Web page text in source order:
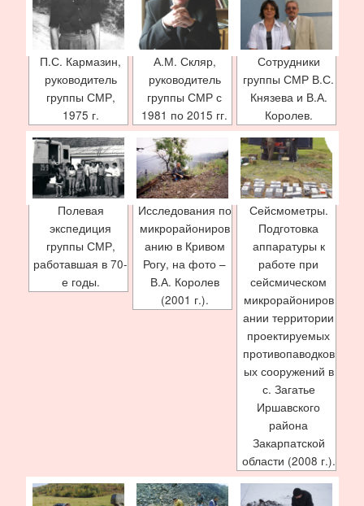
П.С. Кармазин,
руководитель
группы СМР,
1975 г.
А.М. Скляр,
руководитель
группы СМР с
1981 по 2015 гг.
Сотрудники
группы СМР В.С.
Князева и В.А.
Королев.
Полевая
экспедиция
группы СМР,
работавшая в 70-
е годы.
Исследования по
микрорайониров
анию в Кривом
Рогу, на фото –
В.А. Королев
(2001 г.).
Сейсмометры.
Подготовка
аппаратуры к
работе при
сейсмическом
микрорайониров
ании территории
проектируемых
противопаводков
ых сооружений в
с. Загатье
Иршавского
района
Закарпатской
области (2008 г.).